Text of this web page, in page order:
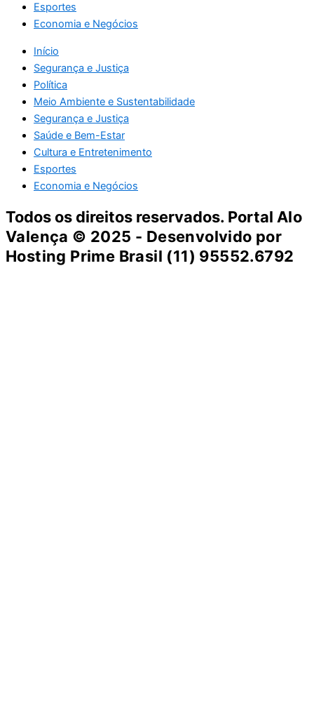
Esportes
Economia e Negócios
Início
Segurança e Justiça
Política
Meio Ambiente e Sustentabilidade
Segurança e Justiça
Saúde e Bem-Estar
Cultura e Entretenimento
Esportes
Economia e Negócios
Todos os direitos reservados. Portal Alo
Valença © 2025 - Desenvolvido por
Hosting Prime Brasil (11) 95552.6792